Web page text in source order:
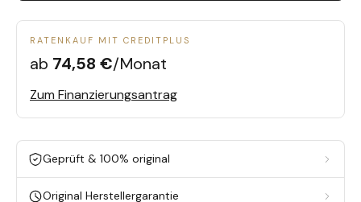
RATENKAUF MIT CREDITPLUS
ab 74,58 €/Monat
Zum Finanzierungsantrag
Geprüft & 100% original
Original Herstellergarantie